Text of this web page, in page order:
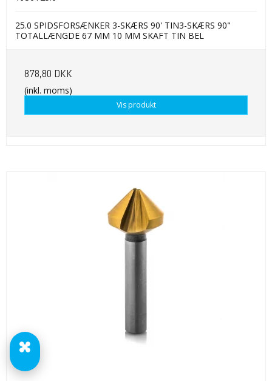
25.0 SPIDSFORSÆNKER 3-SKÆRS 90' TIN3-SKÆRS 90"
TOTALLÆNGDE 67 MM 10 MM SKAFT TIN BEL
878,80 DKK
(inkl. moms)
Vis produkt